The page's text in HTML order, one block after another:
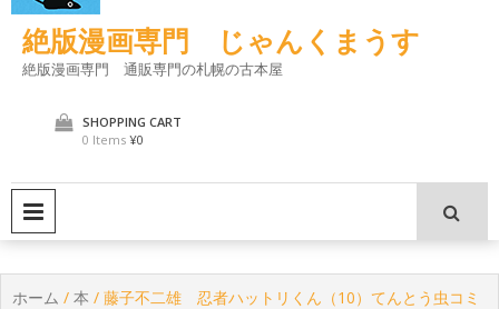
絶版漫画専門 じゃんくまうす
絶版漫画専門 通販専門の札幌の古本屋
SHOPPING CART
0 Items ¥0
ホーム / 本 / 藤子不二雄 忍者ハットリくん（10）てんとう虫コミ